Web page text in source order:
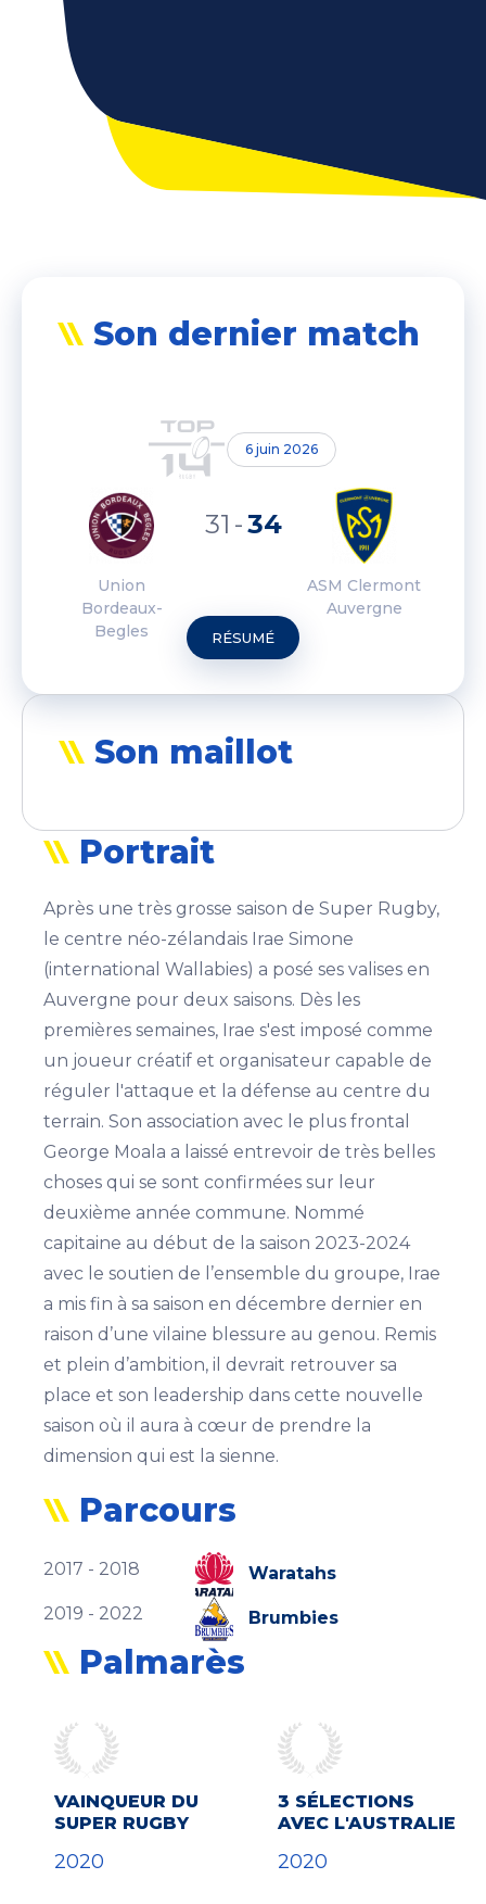
Son dernier match
6 juin 2026
Union
Bordeaux-
Begles
31 -34
ASM Clermont
Auvergne
RÉSUMÉ
Son maillot
Portrait
Après une très grosse saison de Super Rugby,
le centre néo-zélandais Irae Simone
(international Wallabies) a posé ses valises en
Auvergne pour deux saisons. Dès les
premières semaines, Irae s'est imposé comme
un joueur créatif et organisateur capable de
réguler l'attaque et la défense au centre du
terrain. Son association avec le plus frontal
George Moala a laissé entrevoir de très belles
choses qui se sont confirmées sur leur
deuxième année commune. Nommé
capitaine au début de la saison 2023-2024
avec le soutien de l’ensemble du groupe, Irae
a mis fin à sa saison en décembre dernier en
raison d’une vilaine blessure au genou. Remis
et plein d’ambition, il devrait retrouver sa
place et son leadership dans cette nouvelle
saison où il aura à cœur de prendre la
dimension qui est la sienne.
Parcours
2017 - 2018
Waratahs
2019 - 2022
Brumbies
Palmarès
VAINQUEUR DU
SUPER RUGBY
2020
3 SÉLECTIONS
AVEC L'AUSTRALIE
2020